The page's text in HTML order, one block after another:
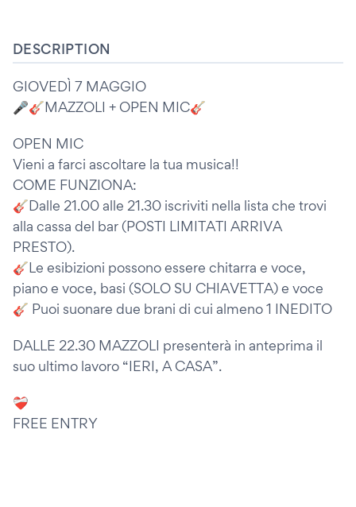
DESCRIPTION
GIOVEDÌ 7 MAGGIO
🎤🎸MAZZOLI + OPEN MIC🎸
OPEN MIC
Vieni a farci ascoltare la tua musica!!
COME FUNZIONA:
🎸Dalle 21.00 alle 21.30 iscriviti nella lista che trovi
alla cassa del bar (POSTI LIMITATI ARRIVA
PRESTO).
🎸Le esibizioni possono essere chitarra e voce,
piano e voce, basi (SOLO SU CHIAVETTA) e voce
🎸 Puoi suonare due brani di cui almeno 1 INEDITO
DALLE 22.30 MAZZOLI presenterà in anteprima il
suo ultimo lavoro “IERI, A CASA”.
❤️‍🩹
FREE ENTRY